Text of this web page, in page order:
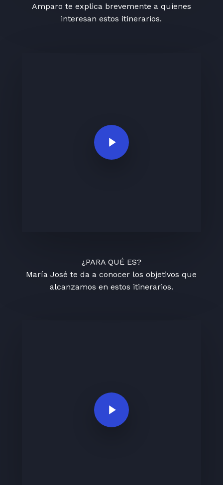
Amparo te explica brevemente a quienes
interesan estos itinerarios.
Play Video
¿PARA QUÉ ES?
María José te da a conocer los objetivos que
alcanzamos en estos itinerarios.
Play Video